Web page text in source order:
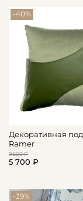
-40%
Декоративная
Ramer
9 500 ₽
5 700 ₽
-39%